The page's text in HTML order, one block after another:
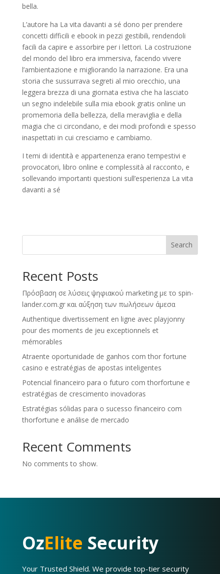
bella.
L’autore ha La vita davanti a sé dono per prendere
concetti difficili e ebook in pezzi gestibili, rendendoli
facili da capire e assorbire per i lettori. La costruzione
del mondo del libro era immersiva, facendo vivere
l’ambientazione e migliorando la narrazione. Era una
storia che sussurrava segreti al mio orecchio, una
leggera brezza di una giornata estiva che ha lasciato
un segno indelebile sulla mia ebook gratis online un
promemoria della bellezza, della meraviglia e della
magia che ci circondano, e dei modi profondi e spesso
inaspettati in cui cresciamo e cambiamo.
I temi di identità e appartenenza erano tempestivi e
provocatori, libro online e complessità al racconto, e
sollevando importanti questioni sull’esperienza La vita
davanti a sé
Search
Recent Posts
Πρόσβαση σε λύσεις ψηφιακού marketing με το spin-
lander.com.gr και αύξηση των πωλήσεων άμεσα
Authentique divertissement en ligne avec playjonny
pour des moments de jeu exceptionnels et
mémorables
Atraente oportunidade de ganhos com thor fortune
casino e estratégias de apostas inteligentes
Potencial financeiro para o futuro com thorfortune e
estratégias de crescimento inovadoras
Estratégias sólidas para o sucesso financeiro com
thorfortune e análise de mercado
Recent Comments
No comments to show.
OzElite Security
Your Trusted Shield. We provide top-tier security